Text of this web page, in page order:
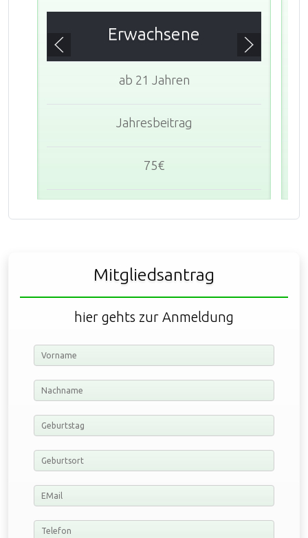
Erwachsene
ab 21 Jahren
Jahresbeitrag
75€
Mitgliedsantrag
hier gehts zur Anmeldung